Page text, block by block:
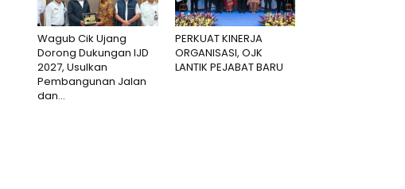
Wagub Cik Ujang
Dorong Dukungan IJD
2027, Usulkan
Pembangunan Jalan
dan...
PERKUAT KINERJA
ORGANISASI, OJK
LANTIK PEJABAT BARU